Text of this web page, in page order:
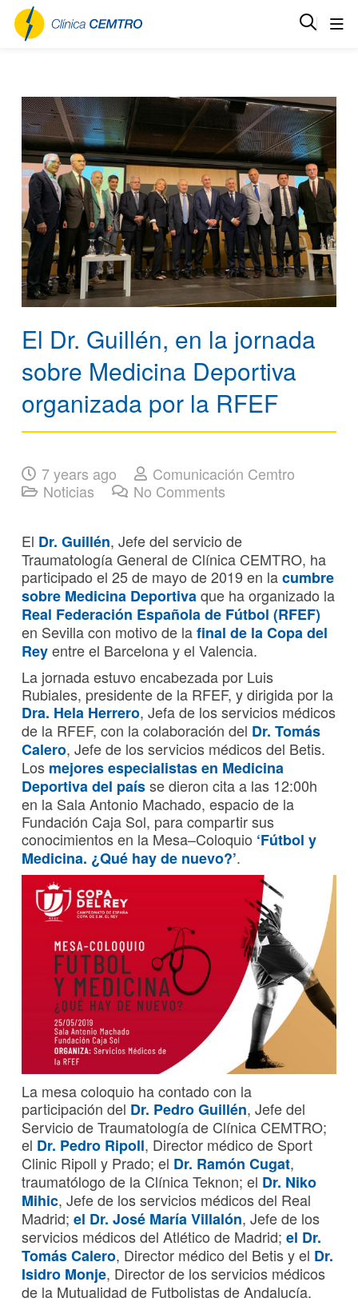
El Dr. Guillén, en la jornada
sobre Medicina Deportiva
organizada por la RFEF
7 years ago
Comunicación Cemtro
Noticias
No Comments
El Dr. Guillén, Jefe del servicio de
Traumatología General de Clínica CEMTRO, ha
participado el 25 de mayo de 2019 en lacumbre
sobre Medicina Deportivaque ha organizado la
Real Federación Española de Fútbol (RFEF)
en Sevilla con motivo de lafinal de la Copa del
Reyentre el Barcelona y el Valencia.
La jornada estuvo encabezada por Luis
Rubiales, presidente de la RFEF, y dirigida por la
Dra. Hela Herrero, Jefa de los servicios médicos
de la RFEF, con la colaboración del Dr. Tomás
Calero, Jefe de los servicios médicos del Betis.
Los mejores especialistas en Medicina
Deportiva del paísse dieron cita a las 12:00h
en la Sala Antonio Machado, espacio de la
Fundación Caja Sol, para compartir sus
conocimientos en la Mesa–Coloquio ‘Fútbol y
Medicina. ¿Qué hay de nuevo?’.
La mesa coloquio ha contado con la
participación del Dr. Pedro Guillén, Jefe del
Servicio de Traumatología de Clínica CEMTRO;
el Dr. Pedro Ripoll, Director médico de Sport
Clinic Ripoll y Prado; el Dr. Ramón Cugat,
traumatólogo de la Clínica Teknon; el Dr. Niko
Mihic, Jefe de los servicios médicos del Real
Madrid; el Dr. José María Villalón, Jefe de los
servicios médicos del Atlético de Madrid; el Dr.
Tomás Calero, Director médico del Betis y el Dr.
Isidro Monje, Director de los servicios médicos
de la Mutualidad de Futbolistas de Andalucía.